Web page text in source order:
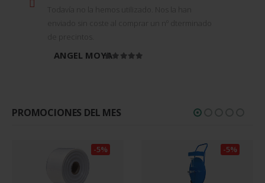
Todavía no la hemos utilizado. Nos la han
enviado sin coste al comprar un nº dterminado
de precintos.
ANGEL MOYA
PROMOCIONES DEL MES
-5% -5%